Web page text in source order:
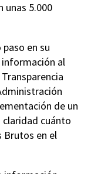
unas 5.000
en su
al
de un
cuánto
Brutos en el